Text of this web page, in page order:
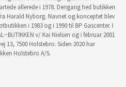
allerede i 1978. Dengang hed butikken
Harald Nyborg. Navnet og konceptet blev
i 1983 og i 1990 til BP Gascenter. I
v/ Kai Nielsen og i februar 2001
13, 7500 Holstebro. Siden 2020 har
Holstebro A/S.